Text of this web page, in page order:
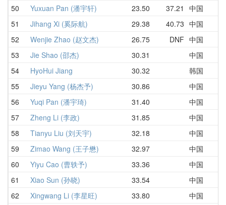
50 Yuxuan Pan (潘宇轩) 23.50 37.21 中国
51 Jihang Xi (奚际航) 29.38 40.73 中国
52 Wenjie Zhao (赵文杰) 26.75 DNF 中国
53 Jie Shao (邵杰) 30.31 中国
54 HyoHui Jiang 30.32 韩国
55 Jieyu Yang (杨杰予) 30.86 中国
56 Yuqi Pan (潘宇琦) 31.40 中国
57 Zheng Li (李政) 31.85 中国
58 Tianyu Liu (刘天宇) 32.18 中国
59 Zimao Wang (王子懋) 32.97 中国
60 Yiyu Cao (曹轶予) 33.36 中国
61 Xiao Sun (孙晓) 33.54 中国
62 Xingwang Li (李星旺) 33.80 中国